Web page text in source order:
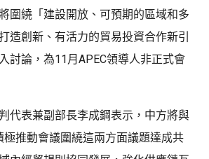
圍繞「建設開放、可預期的區域和多
造創新、有活力的貿易投資合作新引
討論，為11月APEC領導人非正式會
代表兼副部長李成鋼表示，中方將與
極推動會議圍繞這兩方面議題達成共